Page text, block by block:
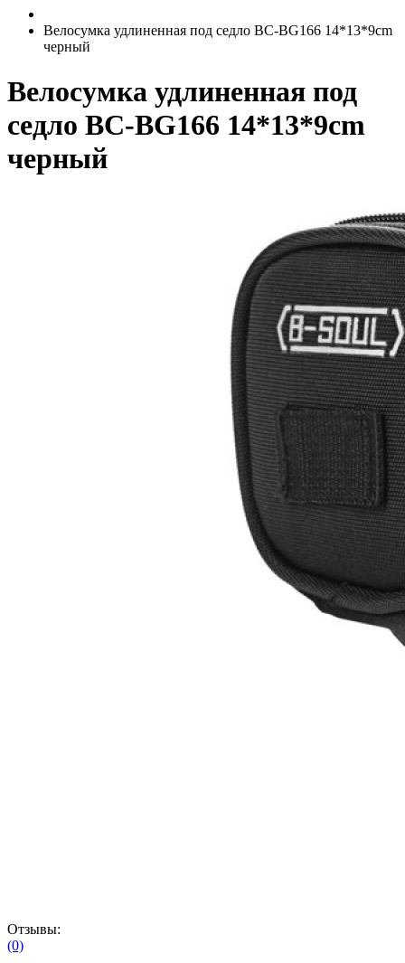
Велосумка удлиненная под седло BC-BG166 14*13*9cm
черный
Велосумка удлиненная под
седло BC-BG166 14*13*9cm
черный
Отзывы:
(0)